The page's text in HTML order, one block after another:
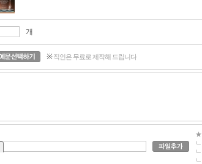
개
※직인은 무료로 제작해 드립니다
★